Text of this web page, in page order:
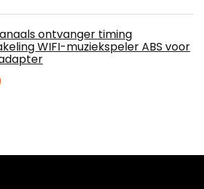
ontvanger timing
WIFI-muziekspeler ABS voor